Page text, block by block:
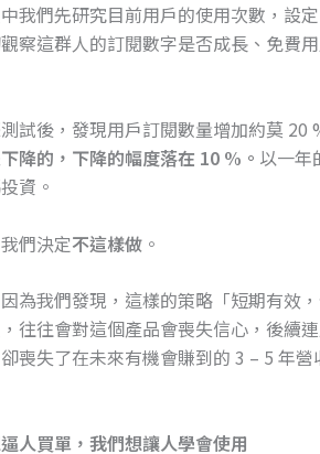
我們先研究目前用戶的使用次數，設
察這群人的訂閱數字是否成長、免費
試後，發現用戶訂閱數量增加約莫 20
降的，下降的幅度落在 10 %。 以一年
資。
們決定不這樣做 。
為我們發現，這樣的策略「短期有效
往往會對這個產品會喪失信心，後續
喪失了在未來有機會賺到的 3 – 5 年
人買單，我們想讓人學會使用